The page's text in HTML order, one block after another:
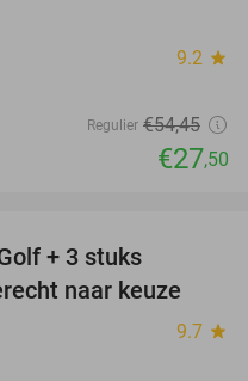
9.2 star
Regulier €54,45
€27,50
+ 3 stuks
naar keuze
9.7 star